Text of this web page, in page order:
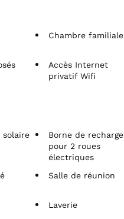
Chambre familiale
Accès Internet
privatif Wifi
solaire
Borne de recharge
pour 2 roues
électriques
Salle de réunion
Laverie